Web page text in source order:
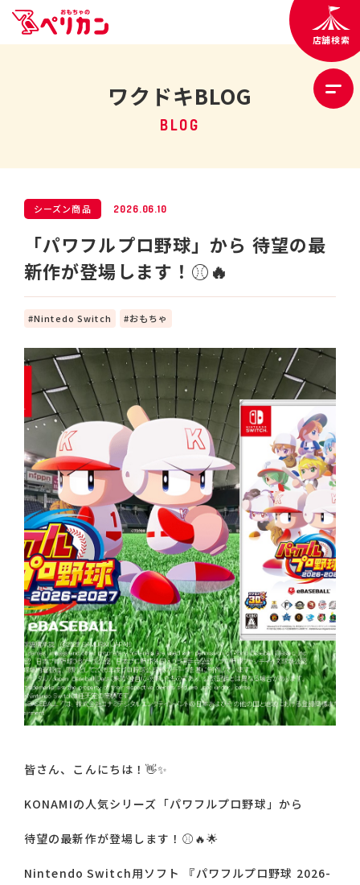
店舗検索
ワクドキBLOG
BLOG
シーズン商品 2026.06.10
「パワフルプロ野球」から 待望の最
新作が登場します！⚾️🔥
Nintedo Switch おもちゃ
皆さん、こんにちは！👋✨
KONAMIの人気シリーズ「パワフルプロ野球」から
待望の最新作が登場します！⚾️🔥🌟
Nintendo Switch用ソフト 『パワフルプロ野球 2026-